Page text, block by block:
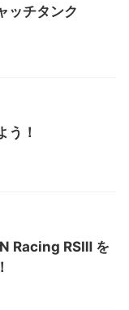
ッチタンク
う！
Racing RSⅢ を